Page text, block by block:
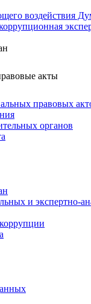
воздействия
акты
правовых
органов
и экспертно-